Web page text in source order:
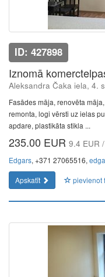
ID: 427898
Iznomā
Aleksandra Čaka iela, 4.
Fasādes māja, renovēta
remonta, logi vērsti uz ielas
apdare, plastikāta stikla ...
235.00 EUR 9.4 EUR
Edgars, +371 27065516,
Apskatīt
pievienot